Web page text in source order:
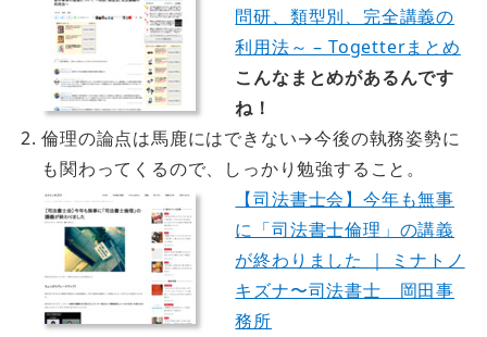
問研、類型別、完全講義の
利用法～ – Togetterまとめ
こんなまとめがあるんです
ね！
倫理の論点は馬鹿にはできない→今後の執務姿勢に
も関わってくるので、しっかり勉強すること。
【司法書士会】今年も無事
に「司法書士倫理」の講義
が終わりました ｜ ミナトノ
キズナ〜司法書士 岡田事
務所